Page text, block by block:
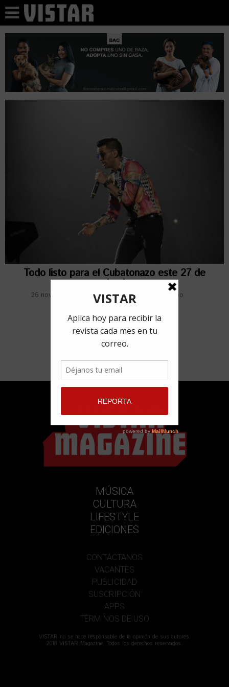
Todo listo para el Cubatonazo este 27 de
noviembre
26 noviembre, 2019 porMaria Claudia Baliño Pupo
MÚSICA
CULTURA
LIFESTYLE
EDICIONES
CONTÁCTANOS
VACANTES
PUBLICIDAD
SUSCRIPCIÓN
APPS
TÉRMINOS DE USO
VISTAR no se hace responsable de la opinión de sus autores.
2018 VISTAR Magazine. Todos los derechos reservados.